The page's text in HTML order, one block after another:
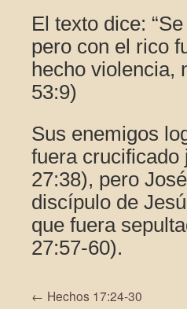
El texto dice:
pero con el rico
hecho violencia,
53:9)
Sus enemigos
fuera crucificado
27:38), pero
discípulo de
que fuera
27:57-60).
← Hechos 17:24-30